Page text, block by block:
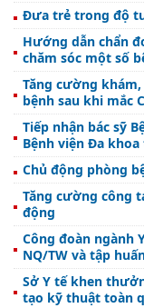
Đưa trẻ trong độ
Hướng dẫn chẩn
chăm sóc một số
Tăng cường
bệnh sau khi mắc
Tiếp nhận bác sỹ
Bệnh viện Đa
Chủ động phòng
Tăng cường công
động
Công đoàn ngành
NQ/TW và tập
Sở Y tế khen
tạo kỹ thuật toàn